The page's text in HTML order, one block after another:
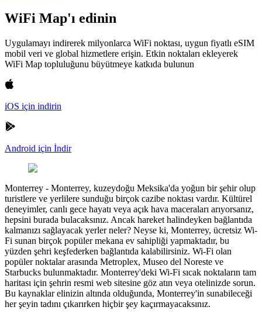
WiFi Map'ı edinin
Uygulamayı indirerek milyonlarca WiFi noktası, uygun fiyatlı eSIM
mobil veri ve global hizmetlere erişin. Etkin noktaları ekleyerek
WiFi Map topluluğunu büyütmeye katkıda bulunun
iOS için indirin
Android için İndir
Monterrey - Monterrey, kuzeydoğu Meksika'da yoğun bir şehir olup
turistlere ve yerlilere sunduğu birçok cazibe noktası vardır. Kültürel
deneyimler, canlı gece hayatı veya açık hava maceraları arıyorsanız,
hepsini burada bulacaksınız. Ancak hareket halindeyken bağlantıda
kalmanızı sağlayacak yerler neler? Neyse ki, Monterrey, ücretsiz Wi-
Fi sunan birçok popüler mekana ev sahipliği yapmaktadır, bu
yüzden şehri keşfederken bağlantıda kalabilirsiniz. Wi-Fi olan
popüler noktalar arasında Metroplex, Museo del Noreste ve
Starbucks bulunmaktadır. Monterrey'deki Wi-Fi sıcak noktaların tam
haritası için şehrin resmi web sitesine göz atın veya otelinizde sorun.
Bu kaynaklar elinizin altında olduğunda, Monterrey'in sunabileceği
her şeyin tadını çıkarırken hiçbir şey kaçırmayacaksınız.